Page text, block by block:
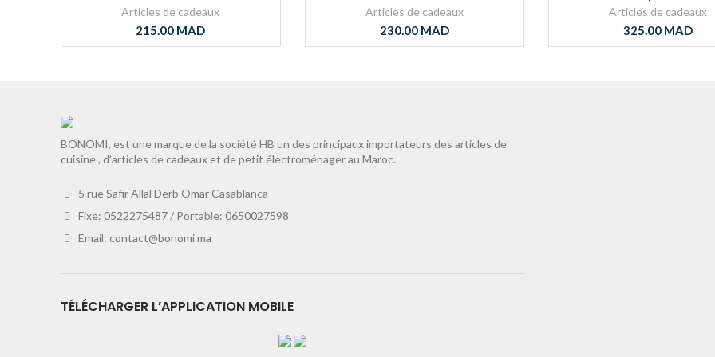
Articles de cadeaux
215.00 MAD
Articles de cadeaux
230.00 MAD
Articles de cadeaux
325.00 MAD
BONOMI, est une marque de la société HB un des principaux importateurs des articles de
cuisine , d’articles de cadeaux et de petit électroménager au Maroc.
5 rue Safir Allal Derb Omar Casablanca
Fixe: 0522275487 / Portable: 0650027598
Email: contact@bonomi.ma
TÉLÉCHARGER L’APPLICATION MOBILE